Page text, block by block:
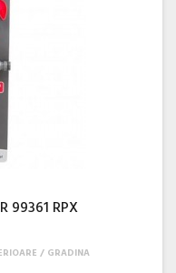
99361 RPX
GRADINA